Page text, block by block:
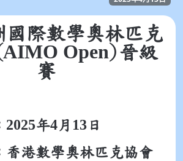
國際數學奧林匹克
AIMO Open)晉級
賽
2025年4 月 13 日
香港數學奧林匹克協會